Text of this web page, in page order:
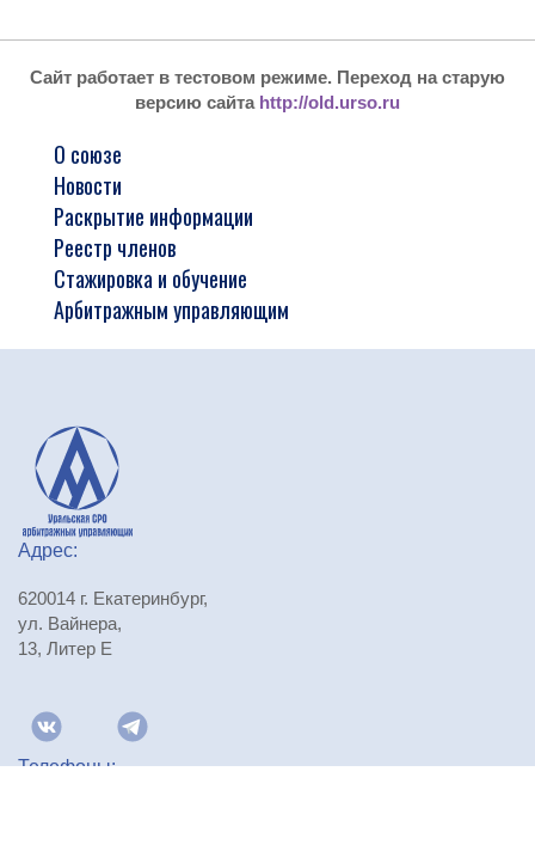
Сайт работает в тестовом режиме. Переход на старую
версию сайта http://old.urso.ru
О союзе
Новости
Раскрытие информации
Реестр членов
Стажировка и обучение
Арбитражным управляющим
Адрес:
620014 г. Екатеринбург,
ул. Вайнера,
13, Литер Е
Телефоны: